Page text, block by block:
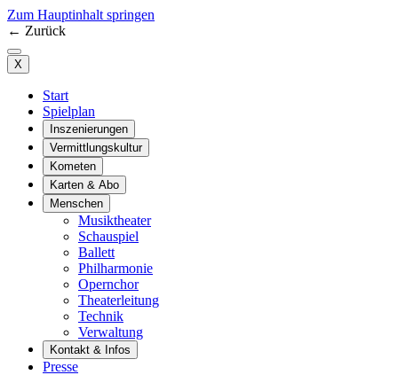
Zum Hauptinhalt springen
← Zurück
X
Start
Spielplan
Inszenierungen
Vermittlungskultur
Kometen
Karten & Abo
Menschen
Musiktheater
Schauspiel
Ballett
Philharmonie
Opernchor
Theaterleitung
Technik
Verwaltung
Kontakt & Infos
Presse